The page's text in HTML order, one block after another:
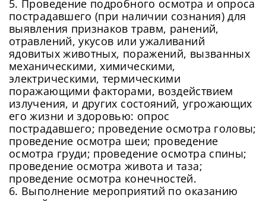
Придумайте пароль
Как минимум одна заглавная буква, одна
цифра и один специальный символ
Как минимум одна строчная латинская буква
Пароль должен содержать от 8 до 12 символов
Подтвердите Пароль*
Соглашения, в том числе касающееся обработки
Ваших персональных данных. Подробнее об
обработке данных вПолитике.
Отправить
5. Проведение подробного осмотра и опроса
пострадавшего (при наличии сознания) для
выявления признаков травм, ранений,
отравлений, укусов или ужаливаний
ядовитых животных, поражений, вызванных
механическими, химическими,
электрическими, термическими
поражающими факторами, воздействием
излучения, и других состояний, угрожающих
его жизни и здоровью: опрос
пострадавшего; проведение осмотра головы;
проведение осмотра шеи; проведение
осмотра груди; проведение осмотра спины;
проведение осмотра живота и таза;
проведение осмотра конечностей.
6. Выполнение мероприятий по оказанию
сайта. Чтобы обеспечить более
стабильную работу, подключитесь к
быстрому соединению.
Продолжить просмотр